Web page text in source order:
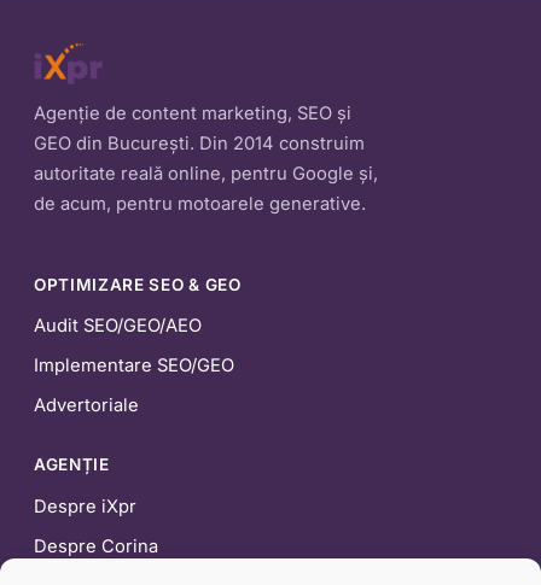
Agenție de content marketing, SEO și
GEO din București. Din 2014 construim
autoritate reală online, pentru Google și,
de acum, pentru motoarele generative.
OPTIMIZARE SEO & GEO
Audit SEO/GEO/AEO
Implementare SEO/GEO
Advertoriale
AGENȚIE
Despre iXpr
Despre Corina